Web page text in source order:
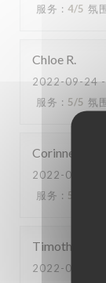
服务 : 4/5 氛
Chloe R
2022-09-24-
服务 : 5/5 氛
Corinne
2022-09-23
服务 : 5
Timothée
2022-09-23